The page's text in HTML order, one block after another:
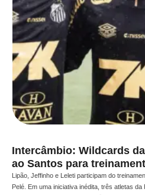
Intercâmbio: Wildcards
ao Santos para
Lipão, Jeffinho e Leleti participam do
Pelé. Em uma iniciativa inédita, três atletas